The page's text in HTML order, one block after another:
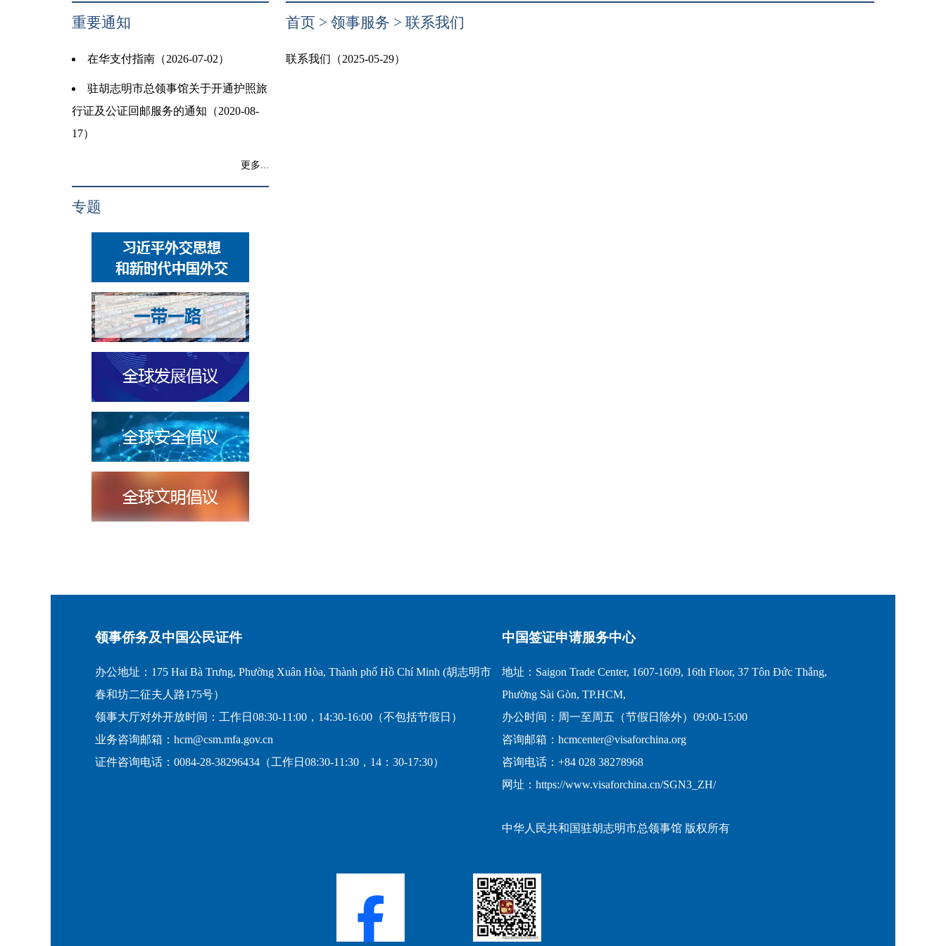
重要通知
在华支付指南（2026-07-02）
驻胡志明市总领事馆关于开通护照旅
行证及公证回邮服务的通知（2020-08-
17）
更多...
专题
首页 > 领事服务 > 联系我们
联系我们（2025-05-29）
领事侨务及中国公民证件
办公地址：175 Hai Bà Trưng, Phường Xuân Hòa, Thành phố Hồ Chí Minh (胡志明市
春和坊二征夫人路175号）
领事大厅对外开放时间：工作日08:30-11:00，14:30-16:00（不包括节假日）
业务咨询邮箱：hcm@csm.mfa.gov.cn
证件咨询电话：0084-28-38296434（工作日08:30-11:30，14：30-17:30）
中国签证申请服务中心
地址：Saigon Trade Center, 1607-1609, 16th Floor, 37 Tôn Đức Thắng,
Phường Sài Gòn, TP.HCM,
办公时间：周一至周五（节假日除外）09:00-15:00
咨询邮箱：hcmcenter@visaforchina.org
咨询电话：+84 028 38278968
网址：https://www.visaforchina.cn/SGN3_ZH/
中华人民共和国驻胡志明市总领事馆 版权所有